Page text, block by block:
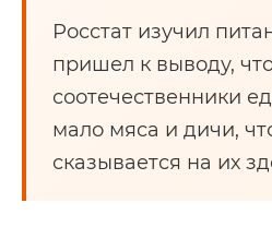
Росстат изучил
пришел к выводу,
соотечественники
мало мяса и дичи,
сказывается на их